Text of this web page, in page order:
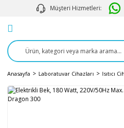
Müşteri Hizmetleri:
Anasayfa Laboratuvar Cihazları Isıtıcı